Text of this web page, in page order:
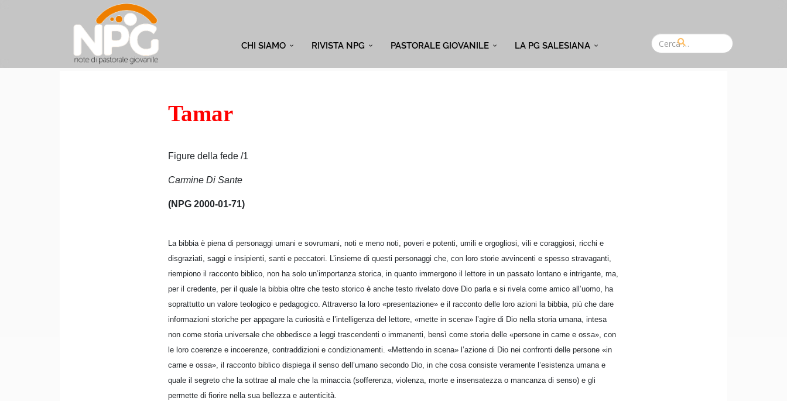
CHI SIAMO RIVISTA NPG PASTORALE GIOVANILE LA PG SALESIANA
Tamar
Figure della fede /1
Carmine Di Sante
(NPG 2000-01-71)
La bibbia è piena di personaggi umani e sovrumani, noti e meno noti, poveri e potenti, umili e orgogliosi, vili e coraggiosi, ricchi e
disgraziati, saggi e insipienti, santi e peccatori. L’insieme di questi personaggi che, con loro storie avvincenti e spesso stravaganti,
riempiono il racconto biblico, non ha solo un’importanza storica, in quanto immergono il lettore in un passato lontano e intrigante, ma,
per il credente, per il quale la bibbia oltre che testo storico è anche testo rivelato dove Dio parla e si rivela come amico all’uomo, ha
soprattutto un valore teologico e pedagogico. Attraverso la loro «presentazione» e il racconto delle loro azioni la bibbia, più che dare
informazioni storiche per appagare la curiosità e l’intelligenza del lettore, «mette in scena» l’agire di Dio nella storia umana, intesa
non come storia universale che obbedisce a leggi trascendenti o immanenti, bensì come storia delle «persone in carne e ossa», con
le loro coerenze e incoerenze, contraddizioni e condizionamenti. «Mettendo in scena» l’azione di Dio nei confronti delle persone «in
carne e ossa», il racconto biblico dispiega il senso dell’umano secondo Dio, in che cosa consiste veramente l’esistenza umana e
quale il segreto che la sottrae al male che la minaccia (sofferenza, violenza, morte e insensatezza o mancanza di senso) e gli
permette di fiorire nella sua bellezza e autenticità.